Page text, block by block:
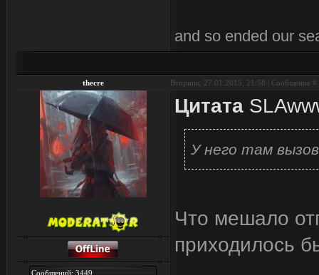
and so ended our
thecre Вторник, 27.01.2015, 21:58 | Сообщение #
Сообщений: 3449
Цитата
У него там
Что мешало
приходилось